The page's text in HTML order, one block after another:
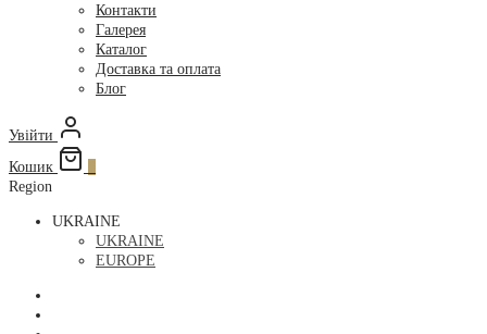
Контакти
Галерея
Каталог
Доставка та оплата
Блог
Увійти
Кошик
Region
UKRAINE
UKRAINE
EUROPE